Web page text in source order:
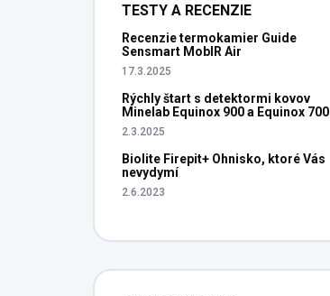
TESTY A RECENZIE
Recenzie termokamier Guide
Sensmart MobIR Air
17.3.2025
Rýchly štart s detektormi kovov
Minelab Equinox 900 a Equinox 700
2.3.2025
Biolite Firepit+ Ohnisko, ktoré Vás
nevydymí
2.6.2023